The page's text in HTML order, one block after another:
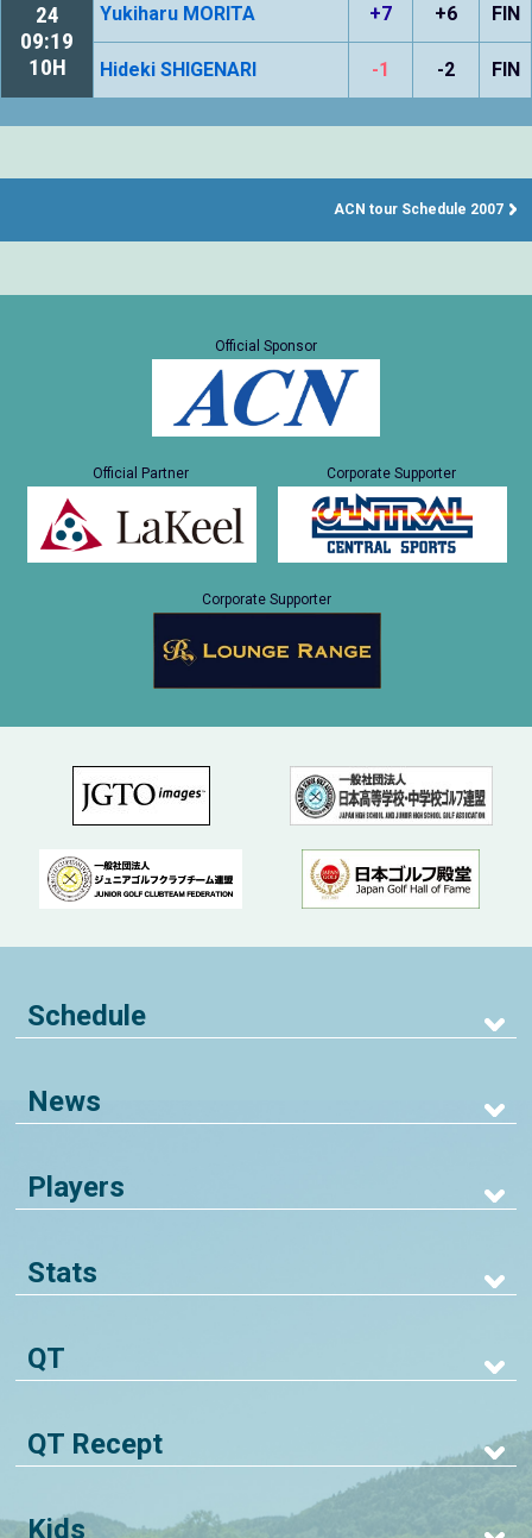
24
09:19
10H
Yukiharu MORITA +7 +6 FIN
Hideki SHIGENARI -1 -2 FIN
ACN tour Schedule 2007
Official Sponsor
Official Partner Corporate Supporter
Corporate Supporter
Schedule
News
Players
Stats
QT
QT Recept
Kids